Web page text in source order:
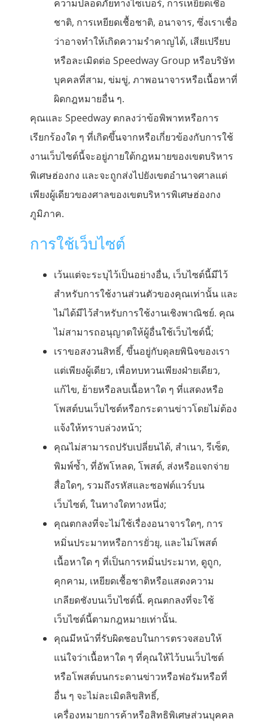
ความปลอดภัยทางไซเบอร์, การเหยียดเชื้อ
ชาติ, การเหยียดเชื้อชาติ, อนาจาร, ซึ่งเราเชื่อ
ว่าอาจทำให้เกิดความรำคาญได้, เสียเปรียบ
หรือละเมิดต่อ Speedway Group หรือบริษัท
บุคคลที่สาม, ข่มขู่, ภาพอนาจารหรือเนื้อหาที่
ผิดกฎหมายอื่น ๆ.
คุณและ Speedway ตกลงว่าข้อพิพาทหรือการ
เรียกร้องใด ๆ ที่เกิดขึ้นจากหรือเกี่ยวข้องกับการใช้
งานเว็บไซต์นี้จะอยู่ภายใต้กฎหมายของเขตบริหาร
พิเศษฮ่องกง และจะถูกส่งไปยังเขตอำนาจศาลแต่
เพียงผู้เดียวของศาลของเขตบริหารพิเศษฮ่องกง
ภูมิภาค.
การใช้เว็บไซต์
เว้นแต่จะระบุไว้เป็นอย่างอื่น, เว็บไซต์นี้มีไว้
สำหรับการใช้งานส่วนตัวของคุณเท่านั้น และ
ไม่ได้มีไว้สำหรับการใช้งานเชิงพาณิชย์. คุณ
ไม่สามารถอนุญาตให้ผู้อื่นใช้เว็บไซต์นี้;
เราขอสงวนสิทธิ์, ขึ้นอยู่กับดุลยพินิจของเรา
แต่เพียงผู้เดียว, เพื่อทบทวนเพียงฝ่ายเดียว,
แก้ไข, ย้ายหรือลบเนื้อหาใด ๆ ที่แสดงหรือ
โพสต์บนเว็บไซต์หรือกระดานข่าวโดยไม่ต้อง
แจ้งให้ทราบล่วงหน้า;
คุณไม่สามารถปรับเปลี่ยนได้, สำเนา, รีเซ็ต,
พิมพ์ซ้ำ, ที่อัพโหลด, โพสต์, ส่งหรือแจกจ่าย
สื่อใดๆ, รวมถึงรหัสและซอฟต์แวร์บน
เว็บไซต์, ในทางใดทางหนึ่ง;
คุณตกลงที่จะไม่ใช้เรื่องอนาจารใดๆ, การ
หมิ่นประมาทหรือการยั่วยุ, และไม่โพสต์
เนื้อหาใด ๆ ที่เป็นการหมิ่นประมาท, ดูถูก,
คุกคาม, เหยียดเชื้อชาติหรือแสดงความ
เกลียดชังบนเว็บไซต์นี้. คุณตกลงที่จะใช้
เว็บไซต์นี้ตามกฎหมายเท่านั้น.
คุณมีหน้าที่รับผิดชอบในการตรวจสอบให้
แน่ใจว่าเนื้อหาใด ๆ ที่คุณให้ไว้บนเว็บไซต์
หรือโพสต์บนกระดานข่าวหรือฟอรัมหรือที่
อื่น ๆ จะไม่ละเมิดลิขสิทธิ์,
เครื่องหมายการค้าหรือสิทธิพิเศษส่วนบุคคล